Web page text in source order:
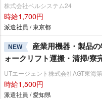
株式会社ベルシステム24
時給1,700円
派遣社員 / 東京都
NEW
産業用機器・製品
ォークリフト運搬・清掃/寮
UTエージェント株式会社AGT東海
時給1,500円
派遣社員 / 愛知県